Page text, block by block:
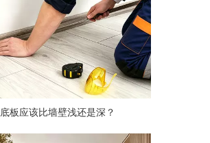
底板应该比墙壁浅还是深？